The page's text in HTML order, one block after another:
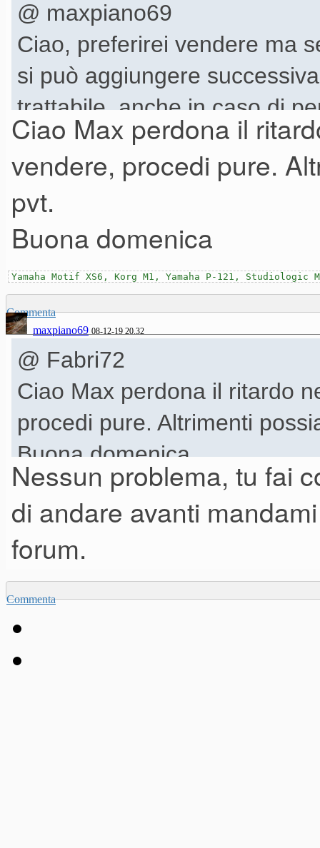
@ maxpiano69
Ciao, preferirei vendere ma
si può aggiungere
trattabile, anche in caso di
Ciao Max perdona il
vendere, procedi pure.
pvt.
Buona domenica
Yamaha Motif XS6, Korg M1, Yamaha P-121, Studiologic
Commenta
maxpiano69 08-12-19 20.32
@ Fabri72
Ciao Max perdona il ritardo
procedi pure. Altrimenti
Buona domenica
Nessun problema, tu fai
di andare avanti
forum.
Commenta